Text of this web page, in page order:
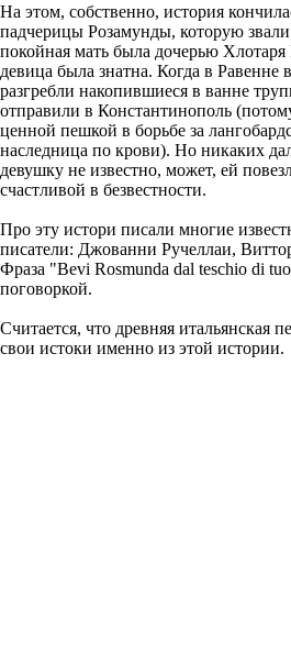
На этом, собственно, история
падчерицы Розамунды, которую
покойная мать была дочерью
девица была знатна. Когда в Равенне
разгребли накопившиеся в ванне
отправили в Константинополь
ценной пешкой в борьбе за
наследница по крови). Но никаких
девушку не известно, может, ей
счастливой в безвестности.
Про эту истори писали многие
писатели: Джованни Ручеллаи,
Фраза "Bevi Rosmunda dal teschio di
поговоркой.
Считается, что древняя итальянская
свои истоки именно из этой истории.